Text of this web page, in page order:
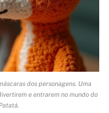
dos personagens. Uma
e entrarem no mundo do